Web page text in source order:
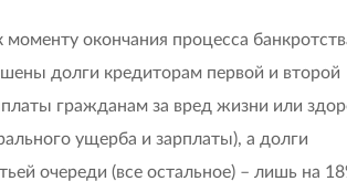
моменту окончания процесса
долги кредиторам первой и второй
гражданам за вред жизни или
ущерба и зарплаты), а долги
очереди (все остальное) – лишь на